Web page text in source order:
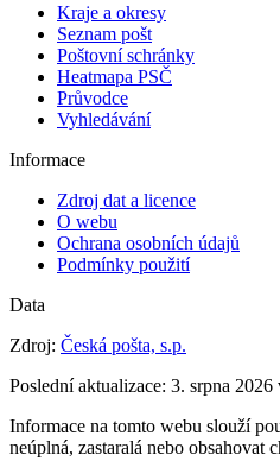
Kraje a okresy
Seznam pošt
Poštovní schránky
Heatmapa PSČ
Průvodce
Vyhledávání
Informace
Zdroj dat a licence
O webu
Ochrana osobních údajů
Podmínky použití
Data
Zdroj: Česká pošta, s.p.
Poslední aktualizace: 3. srpna 2026
Informace na tomto webu slouží
neúplná, zastaralá nebo obsahovat